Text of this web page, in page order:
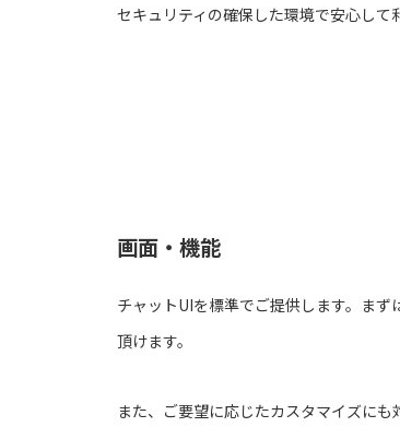
セキュリティの確保した環境で安心して
画面・機能
チャットUIを標準でご提供します。ま
頂けます。
また、ご要望に応じたカスタマイズにも